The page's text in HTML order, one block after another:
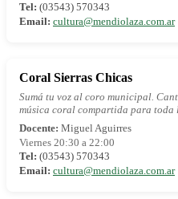
Tel: (03543) 570343
Email: cultura@mendiolaza.com.ar
Coral Sierras Chicas
Sumá tu voz al coro municipal.
música coral compartida para toda
Docente: Miguel Aguirres
Viernes 20:30 a 22:00
Tel: (03543) 570343
Email: cultura@mendiolaza.com.ar